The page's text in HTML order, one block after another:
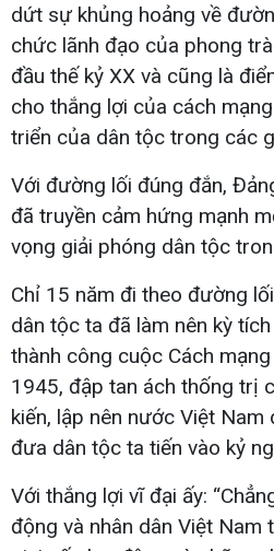
dứt sự khủng hoảng về
chức lãnh đạo của phong
đầu thế kỷ XX và cũng là
cho thắng lợi của cách
triển của dân tộc trong các
Với đường lối đúng đắn,
đã truyền cảm hứng mạnh
vọng giải phóng dân tộc
Chỉ 15 năm đi theo đường
dân tộc ta đã làm nên kỳ
thành công cuộc Cách
1945, đập tan ách thống trị
kiến, lập nên nước Việt Nam
đưa dân tộc ta tiến vào kỷ
Với thắng lợi vĩ đại ấy:
động và nhân dân Việt Nam